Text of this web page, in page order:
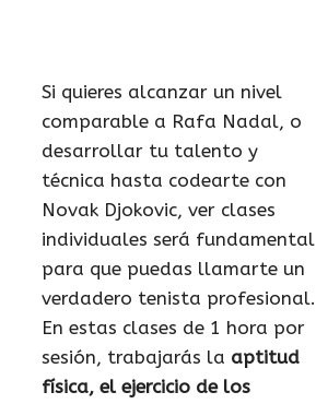
Si quieres alcanzar un nivel
comparable a Rafa Nadal, o
desarrollar tu talento y
técnica hasta codearte con
Novak Djokovic, ver clases
individuales será fundamental
para que puedas llamarte un
verdadero tenista profesional.
En estas clases de 1 hora por
sesión, trabajarás la aptitud
física, el ejercicio de los